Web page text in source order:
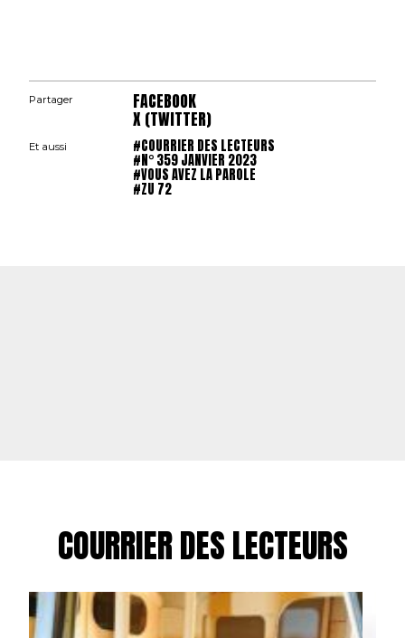
Partager FACEBOOK
X (TWITTER)
Et aussi #COURRIER DES LECTEURS
#N° 359 JANVIER 2023
#VOUS AVEZ LA PAROLE
#ZU 72
COURRIER DES LECTEURS